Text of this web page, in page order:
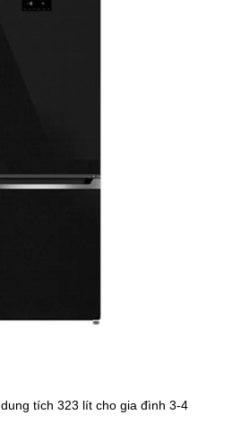
dung tích 323 lít cho gia đình 3-4